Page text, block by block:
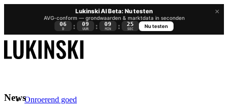
×
Lukinski AI Beta: Nu testen
AVG-conform — grondwaarden & marktdata in seconden
06
D : 09
UUR : 09
MIN : 25
SEC
Nu testen
Onroerend goed
News